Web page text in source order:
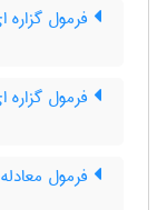
فرمول گزاره
فرمول گزاره
فرمول